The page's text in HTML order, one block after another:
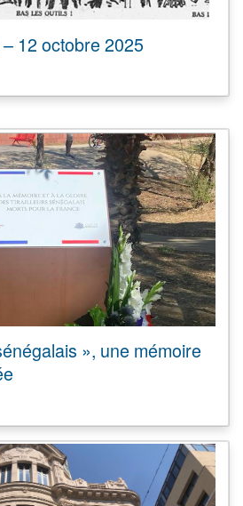
12 octobre 2025
», une mémoire